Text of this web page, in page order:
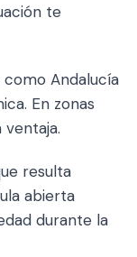
te
Andalucía
En zonas
resulta
abierta
durante la